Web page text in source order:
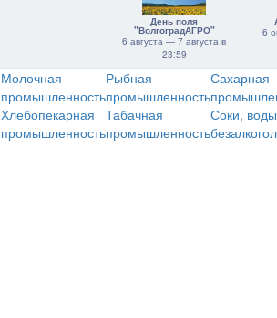
День поля
"ВолгоградАГРО"
6 августа — 7 августа в
23:59
6
Молочная
промышленность
Рыбная
промышленность
Сахарная
Хлебопекарная
промышленность
Табачная
промышленность
Соки,